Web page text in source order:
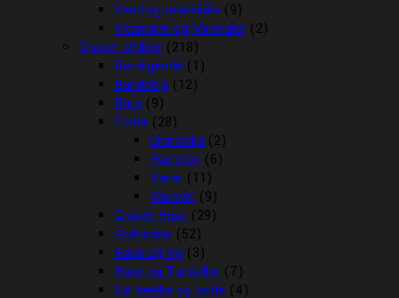
Vand og madskåle (9)
Vitaminer og Mineraler (2)
Gnaver artikler (218)
Beroligende (1)
Bundstrø (12)
Bure (9)
Foder (28)
Chinchilla (2)
Hamster (6)
Kanin (11)
Marsvin (9)
Gnaver Huse (29)
Godbidder (52)
Halm og Hø (3)
Huler og Tunneller (7)
Hø hække og bolde (4)